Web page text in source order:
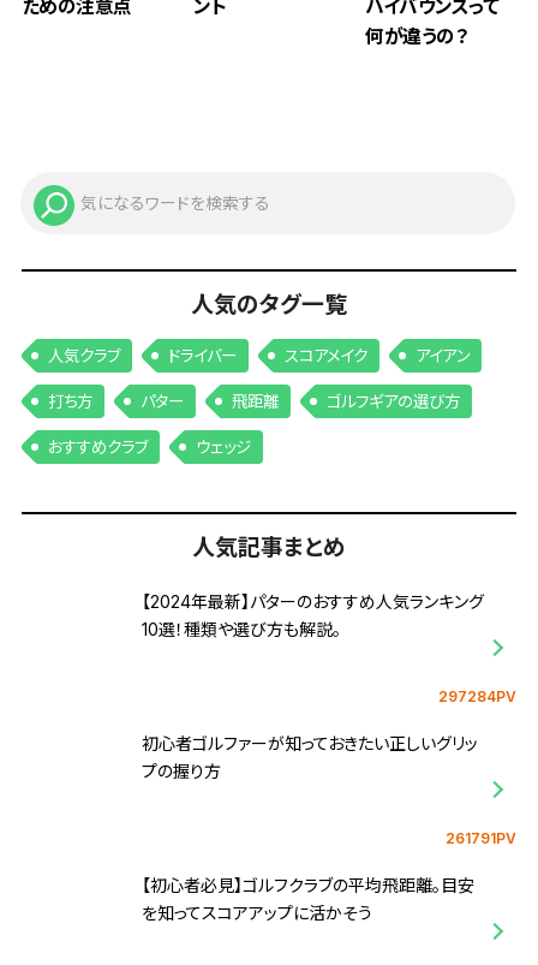
ための注意点 ント
ハイバウンスって
何が違うの？
人気のタグ一覧
人気クラブ ドライバー スコアメイク アイアン
打ち方 パター 飛距離 ゴルフギアの選び方
おすすめクラブ ウェッジ
人気記事まとめ
【2024年最新】パターのおすすめ人気ランキング
10選！種類や選び方も解説。
297284PV
初心者ゴルファーが知っておきたい正しいグリッ
プの握り方
261791PV
【初心者必見】ゴルフクラブの平均飛距離。目安
を知ってスコアアップに活かそう